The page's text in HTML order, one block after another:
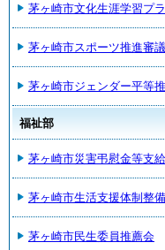
茅ヶ崎市文化生涯学習プ
茅ヶ崎市スポーツ推進審
茅ヶ崎市ジェンダー平等
福祉部
茅ヶ崎市災害弔慰金等支
茅ヶ崎市生活支援体制整
茅ヶ崎市民生委員推薦会